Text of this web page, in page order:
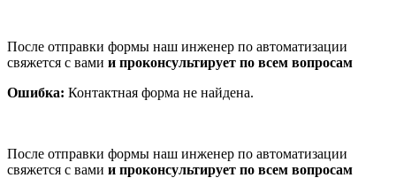
После отправки формы наш инженер по автоматизации
свяжется с вами и проконсультирует по всем вопросам
Ошибка: Контактная форма не найдена.
После отправки формы наш инженер по автоматизации
свяжется с вами и проконсультирует по всем вопросам